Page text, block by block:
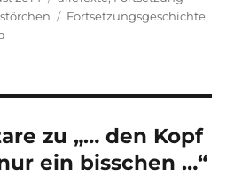
Schlagwörter
Fortsetzungsgeschichte,
zu „… den Kopf
ein bisschen …“